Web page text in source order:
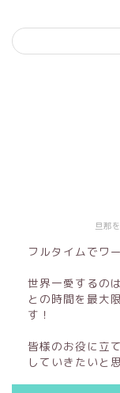
旦那
フルタイムでワ
世界一愛するの
との時間を最大
す！
皆様のお役に立
していきたいと